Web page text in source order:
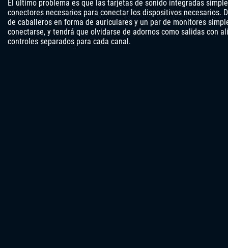
El último problema es que las tarjetas de sonido integradas
conectores necesarios para conectar los dispositivos necesarios.
de caballeros en forma de auriculares y un par de monitores
conectarse, y tendrá que olvidarse de adornos como salidas con
controles separados para cada canal.